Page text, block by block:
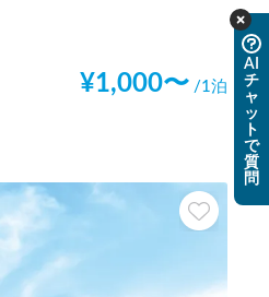
¥1,000〜 /1泊
AI
チ
ャ
ッ
ト
で
質
問